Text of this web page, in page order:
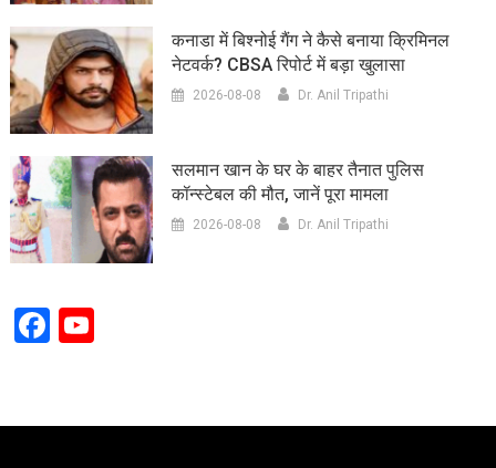
कनाडा में बिश्नोई गैंग ने कैसे बनाया क्रिमिनल
नेटवर्क? CBSA रिपोर्ट में बड़ा खुलासा
2026-08-08 Dr. Anil Tripathi
सलमान खान के घर के बाहर तैनात पुलिस
कॉन्स्टेबल की मौत, जानें पूरा मामला
2026-08-08 Dr. Anil Tripathi
Facebook
YouTube